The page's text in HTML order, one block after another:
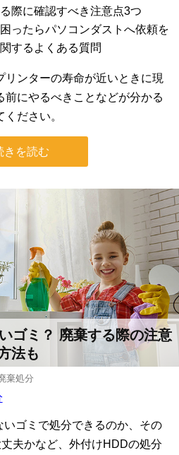
際に確認すべき注意点3つ
ったらパソコンダストへ依頼を
するよくある質問
リンターの寿命が近いときに現
にやるべきことなどが分かる
ださい。
きを読む
ゴミ？ 廃棄する際の注意
法も
棄処分
ゴミで処分できるのか、その
夫かなど、外付けHDDの処分